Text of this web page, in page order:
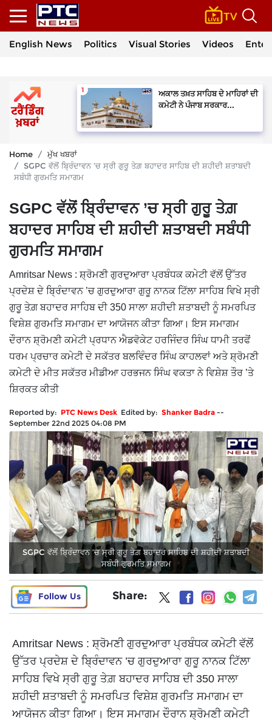
English News Politics Visual Stories Videos
ਅਕਾਲ ਤਖ਼ਤ ਸਾਹਿਬ ਦੇ ਮਾਹਿਰਾਂ ਦੀ
ਕਮੇਟੀ ਨੇ ਪੰਜਾਬ ਸਰਕਾਰ...
Home
ਮੁੱਖ ਖਬਰਾਂ
SGPC ਵੱਲੋਂ ਬ੍ਰਿੰਦਾਵਨ ’ਚ ਸ੍ਰੀ ਗੁਰੂ ਤੇਗ਼ ਬਹਾਦਰ ਸਾਹਿਬ ਦੀ ਸ਼ਹੀਦੀ ਸ਼ਤਾਬਦੀ
ਸਬੰਧੀ ਗੁਰਮਤਿ ਸਮਾਗਮ
SGPC ਵੱਲੋਂ ਬ੍ਰਿੰਦਾਵਨ ’ਚ ਸ੍ਰੀ ਗੁਰੂ ਤੇਗ਼
ਬਹਾਦਰ ਸਾਹਿਬ ਦੀ ਸ਼ਹੀਦੀ ਸ਼ਤਾਬਦੀ ਸਬੰਧੀ
ਗੁਰਮਤਿ ਸਮਾਗਮ
Amritsar News : ਸ਼੍ਰੋਮਣੀ ਗੁਰਦੁਆਰਾ ਪ੍ਰਬੰਧਕ ਕਮੇਟੀ ਵੱਲੋਂ ਉੱਤਰ
ਪ੍ਰਦੇਸ਼ ਦੇ ਬ੍ਰਿੰਦਾਵਨ ’ਚ ਗੁਰਦੁਆਰਾ ਗੁਰੂ ਨਾਨਕ ਟਿੱਲਾ ਸਾਹਿਬ ਵਿਖੇ ਸ੍ਰੀ
ਗੁਰੂ ਤੇਗ਼ ਬਹਾਦਰ ਸਾਹਿਬ ਦੀ 350 ਸਾਲਾ ਸ਼ਹੀਦੀ ਸ਼ਤਾਬਦੀ ਨੂੰ ਸਮਰਪਿਤ
ਵਿਸ਼ੇਸ਼ ਗੁਰਮਤਿ ਸਮਾਗਮ ਦਾ ਆਯੋਜਨ ਕੀਤਾ ਗਿਆ। ਇਸ ਸਮਾਗਮ
ਦੌਰਾਨ ਸ਼੍ਰੋਮਣੀ ਕਮੇਟੀ ਪ੍ਰਧਾਨ ਐਡਵੋਕੇਟ ਹਰਜਿੰਦਰ ਸਿੰਘ ਧਾਮੀ ਤਰਫੋਂ
ਧਰਮ ਪ੍ਰਚਾਰ ਕਮੇਟੀ ਦੇ ਸਕੱਤਰ ਬਲਵਿੰਦਰ ਸਿੰਘ ਕਾਹਲਵਾਂ ਅਤੇ ਸ਼੍ਰੋਮਣੀ
ਕਮੇਟੀ ਦੇ ਮੀਤ ਸਕੱਤਰ ਮੀਡੀਆ ਹਰਭਜਨ ਸਿੰਘ ਵਕਤਾ ਨੇ ਵਿਸ਼ੇਸ਼ ਤੌਰ ’ਤੇ
ਸ਼ਿਰਕਤ ਕੀਤੀ
Reported by: PTC News Desk Edited by: Shanker Badra --
September 22nd 2025 04:08 PM
SGPC ਵੱਲੋਂ ਬ੍ਰਿੰਦਾਵਨ ’ਚ ਸ੍ਰੀ ਗੁਰੂ ਤੇਗ਼ ਬਹਾਦਰ ਸਾਹਿਬ ਦੀ ਸ਼ਹੀਦੀ ਸ਼ਤਾਬਦੀ
ਸਬੰਧੀ ਗੁਰਮਤਿ ਸਮਾਗਮ
Follow Us Share:
Amritsar News : ਸ਼੍ਰੋਮਣੀ ਗੁਰਦੁਆਰਾ ਪ੍ਰਬੰਧਕ ਕਮੇਟੀ ਵੱਲੋਂ
ਉੱਤਰ ਪ੍ਰਦੇਸ਼ ਦੇ ਬ੍ਰਿੰਦਾਵਨ ’ਚ ਗੁਰਦੁਆਰਾ ਗੁਰੂ ਨਾਨਕ ਟਿੱਲਾ
ਸਾਹਿਬ ਵਿਖੇ ਸ੍ਰੀ ਗੁਰੂ ਤੇਗ਼ ਬਹਾਦਰ ਸਾਹਿਬ ਦੀ 350 ਸਾਲਾ
ਸ਼ਹੀਦੀ ਸ਼ਤਾਬਦੀ ਨੂੰ ਸਮਰਪਿਤ ਵਿਸ਼ੇਸ਼ ਗੁਰਮਤਿ ਸਮਾਗਮ ਦਾ
ਆਯੋਜਨ ਕੀਤਾ ਗਿਆ। ਇਸ ਸਮਾਗਮ ਦੌਰਾਨ ਸ਼੍ਰੋਮਣੀ ਕਮੇਟੀ